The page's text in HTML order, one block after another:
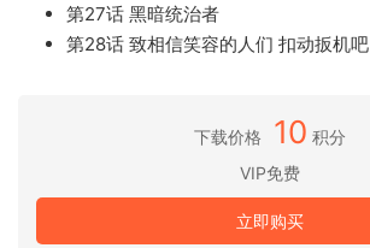
第27话 黑暗统治者
第28话 致相信笑容的人们 扣动扳机吧
下载价格 10 积分
VIP免费
立即购买